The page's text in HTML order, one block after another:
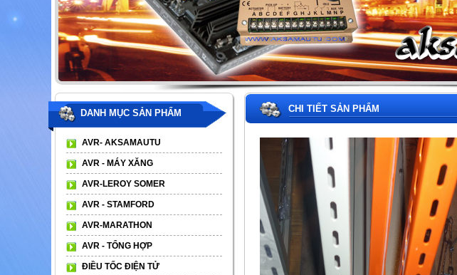
DANH MỤC SẢN PHẨM
AVR- AKSAMAUTU
AVR - MÁY XĂNG
AVR-LEROY SOMER
AVR - STAMFORD
AVR-MARATHON
AVR - TỔNG HỢP
ĐIỀU TỐC ĐIỆN TỬ
CHI TIẾT SẢN PHẨM